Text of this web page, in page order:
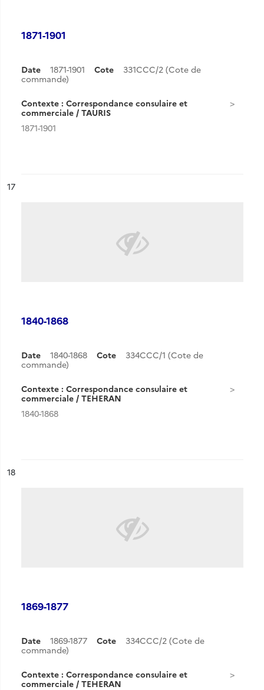
1871-1901
Date 1871-1901 Cote
331CCC/2 (Cote de
commande)
Contexte : Correspondance consulaire et
commerciale / TAURIS
1871-1901
n°
17
1840-1868
Date 1840-1868 Cote
334CCC/1 (Cote de
commande)
Contexte : Correspondance consulaire et
commerciale / TEHERAN
1840-1868
n°
18
1869-1877
Date 1869-1877 Cote
334CCC/2 (Cote de
commande)
Contexte : Correspondance consulaire et
commerciale / TEHERAN